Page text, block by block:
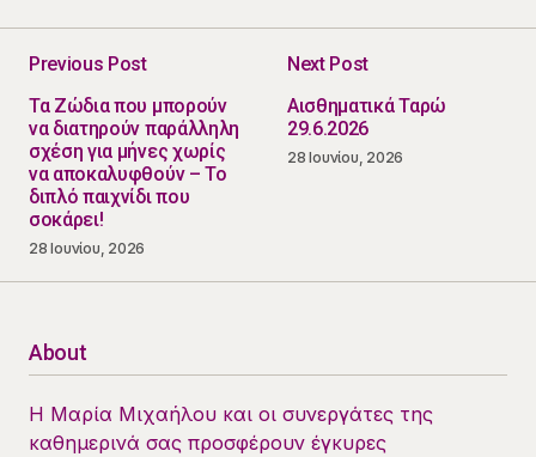
Previous Post
Τα Ζώδια που μπορούν
να διατηρούν παράλληλη
σχέση για μήνες χωρίς
να αποκαλυφθούν – Το
διπλό παιχνίδι που
σοκάρει!
28 Ιουνίου, 2026
Next Post
Αισθηματικά Ταρώ
29.6.2026
28 Ιουνίου, 2026
About
Η Μαρία Μιχαήλου και οι συνεργάτες της
καθημερινά σας προσφέρουν έγκυρες